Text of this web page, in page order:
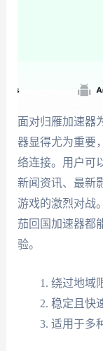
面对归雁加速器
器显得尤为重要
络连接。用户可
新闻资讯、最新
游戏的激烈对战
茄回国加速器都
验。
绕过地域
稳定且快
适用于多